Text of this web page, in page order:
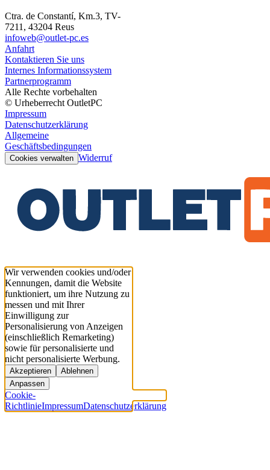
Ctra. de Constantí, Km.3, TV-
7211, 43204 Reus
infoweb@outlet-pc.es
Anfahrt
Kontaktieren Sie uns
Internes Informationssystem
Partnerprogramm
Alle Rechte vorbehalten
© Urheberrecht OutletPC
Impressum
Datenschutzerklärung
Allgemeine
Geschäftsbedingungen
Cookies verwalten Widerruf
Wir verwenden cookies und/oder
Kennungen, damit die Website
funktioniert, um ihre Nutzung zu
messen und mit Ihrer
Einwilligung zur
Personalisierung von Anzeigen
(einschließlich Remarketing)
sowie für personalisierte und
nicht personalisierte Werbung.
Akzeptieren
Ablehnen
Anpassen
Cookie-
RichtlinieImpressumDatenschutzerklärung